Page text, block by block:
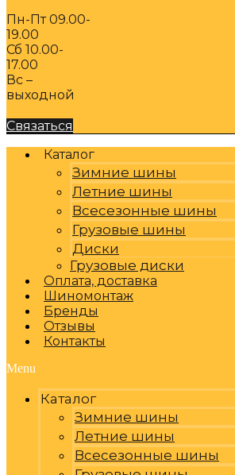
Пн-Пт 09.00-
19.00
Сб 10.00-
17.00
Вс –
выходной
Связаться
Каталог
Зимние шины
Летние шины
Всесезонные шины
Грузовые шины
Диски
Грузовые диски
Оплата, доставка
Шиномонтаж
Бренды
Отзывы
Контакты
Menu
Каталог
Зимние шины
Летние шины
Всесезонные шины